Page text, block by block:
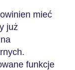
mieć
już
funkcje